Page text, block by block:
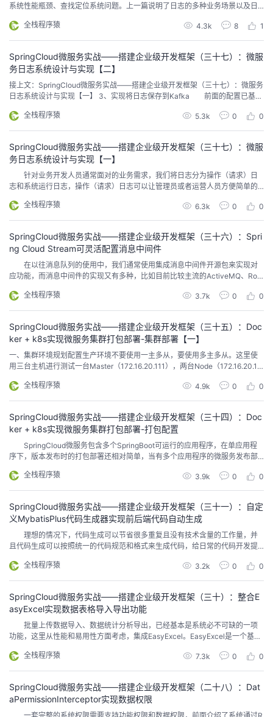
系统性能瓶颈、查找定位系统问题。上一篇说明了日志的多种业务场景以及日
与分析，基于E(ElasticSearch)L(Logstash)K(Kibana)组合的日志分析系统可以
说是目前各家公司普遍的首选方案。Elasticsearch: 分布式、RESTfu...
全栈程序猿 4.3k 8 1
SpringCloud微服务实战——搭建企业级开发框架（三十七）：微服
务日志系统设计与实现【二】
接上文：SpringCloud微服务实战——搭建企业级开发框架（三十七）：微服务
日志系统设计与实现【一】 3、实现将日志保存到Kafka 前面的配置已基本
的配置文件，来实现动态配置将日志文件记录到指定的文件或消息中间件。
Log4j2将日志消息发送到Kafka需要用到Kfaka的客户端jar包，所以，这里
全栈程序猿 5.3k 0 0
SpringCloud微服务实战——搭建企业级开发框架（三十七）：微服
务日志系统设计与实现【一】
针对业务开发人员通常面对的业务需求，我们将日志分为操作（请求）日
志和系统运行日志，操作（请求）日志可以让管理员或者运营人员方便简单的
运行日志又分为不同的级别（Log4j2）: OFF > FATAL > ERROR > WARN > IN
FO > DEBUG > TRACE > ALL，这些日志级别由开发人员在代码编写时...
全栈程序猿 6.3k 0 0
SpringCloud微服务实战——搭建企业级开发框架（三十六）：Spri
ng Cloud Stream可灵活配置消息中间件
在以往消息队列的使用中，我们通常使用集成消息中间件开源包来实现对
应功能，而消息中间件的实现又有多种，比如目前比较主流的ActiveMQ、Roc
劣。 在进行框架设计的时候，我们考虑是否能够和之前实现的短信发送、
分布式存储等功能一样，抽象统一消息接口，屏蔽底层实现，在用到消息队列
全栈程序猿 3.7k 0 0
SpringCloud微服务实战——搭建企业级开发框架（三十五）：Doc
ker + k8s实现微服务集群打包部署-集群部署【一】
一、集群环境规划配置生产环境不要使用一主多从，要使用多主多从。这里使
用三台主机进行测试一台Master（172.16.20.111），两台Node（172.16.20.11
主机做相同设置vi /etc/sysconfig/network-scripts/ifcfg-ens33#在最下面ON
BOOT...
全栈程序猿 4.9k 0 0
SpringCloud微服务实战——搭建企业级开发框架（三十四）：Doc
ker + k8s实现微服务集群打包部署-打包配置
SpringCloud微服务包含多个SpringBoot可运行的应用程序，在单应用程
序下，版本发布时的打包部署还相对简单，当有多个应用程序的微服务发布部
使用简单的部署方式，解决自动化发布、自动化部署、微服务监控等问题。
我们使用目前行业通用的解决方案，Jenkins+GitLab+Maven+Docker+Ku
全栈程序猿 3.9k 0 0
SpringCloud微服务实战——搭建企业级开发框架（三十一）：自定
义MybatisPlus代码生成器实现前后端代码自动生成
理想的情况下，代码生成可以节省很多重复且没有技术含量的工作量，并
且代码生成可以按照统一的代码规范和格式来生成代码，给日常的代码开发提
简单的代码生成功能无法解决。 目前市面上的代码生成器层出不穷，大多
数的原理是基于已有的代码逻辑模板，按照一定的规则来生成CRUD代码。至
全栈程序猿 3.2k 0 0
SpringCloud微服务实战——搭建企业级开发框架（三十）：整合E
asyExcel实现数据表格导入导出功能
批量上传数据导入、数据统计分析导出，已经基本是系统必不可缺的一项
功能，这里从性能和易用性方面考虑，集成EasyExcel。EasyExcel是一个基于
读写百M的Excel： Java解析、生成Excel比较有名的框架有Apache poi、j
xl。但他们都存在一个严重的问题就是非常的耗内存，poi有一套SAX...
全栈程序猿 7.3k 0 0
SpringCloud微服务实战——搭建企业级开发框架（二十八）：Dat
aPermissionInterceptor实现数据权限